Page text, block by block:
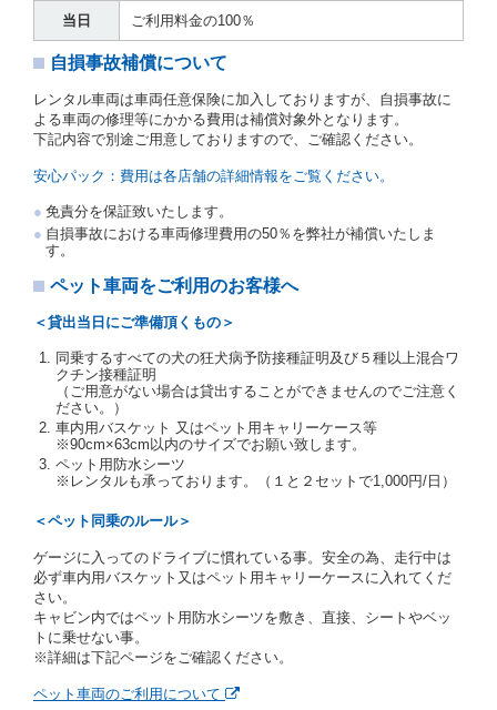
運転者の氏名、住所、運転免許の種類及び運転免許証
写しを添付するため、貸渡契約の締結にあたり、借受
人に対し、借受人の指定する運転者（以下「運転者」
といいます。）の運転免許証の提示を求めるほか、そ
の写しの提出を求めることがあります。この場合、借
受人は、自己が運転者であるときは自己の運転免許証
の運転免許証を提示するものとします。
交通局長通達「レンタカーに関する基本通達」（自
旅第138号 平成7年6月13日）の２．(10)及び(11)の
注２）運転免許証とは、道路交通法第９２条に規定
される運転免許証のうち、道路交通法施行規則第１
９条別記様式第１４の書式の運転免許証をいいま
す。
当社は、貸渡契約の締結にあたり、借受人及び運転者
に対し、運転免許証のほかに本人確認ができる書類の
提示を求め、及び提出された書類の写しをとることが
あります。
当社は、貸渡契約の締結にあたり、借受期間中に借受
人及び運転者と連絡するための携帯電話番号等の告知
を求めます。
レジットカード若しくは現金による支払いを求め、又
借受人は契約後の借受期間の延長はできないものとし
ます。
当社は、借受人又は運転者が前3項に従わない場合
は、貸渡契約の締結を拒絶するとともに、予約を取消
すことができるものとします。なお、この場合の予約
のとします。
当日 ご利用料金の100％
自損事故補償について
レンタル車両は車両任意保険に加入しておりますが、自損事故に
よる車両の修理等にかかる費用は補償対象外となります。
下記内容で別途ご用意しておりますので、ご確認ください。
安心パック：費用は各店舗の詳細情報をご覧ください。
免責分を保証致いたします。
自損事故における車両修理費用の50％を弊社が補償いたしま
す。
ペット車両をご利用のお客様へ
＜貸出当日にご準備頂くもの＞
同乗するすべての犬の狂犬病予防接種証明及び５種以上混合ワ
クチン接種証明
（ご用意がない場合は貸出することができませんのでご注意く
ださい。）
車内用バスケット 又はペット用キャリーケース等
※90cm×63cm以内のサイズでお願い致します。
ペット用防水シーツ
※レンタルも承っております。（１と２セットで1,000円/日）
＜ペット同乗のルール＞
ゲージに入ってのドライブに慣れている事。安全の為、走行中は
必ず車内用バスケット又はペット用キャリーケースに入れてくだ
さい。
キャビン内ではペット用防水シーツを敷き、直接、シートやベッ
トに乗せない事。
※詳細は下記ページをご確認ください。
ペット車両のご利用について